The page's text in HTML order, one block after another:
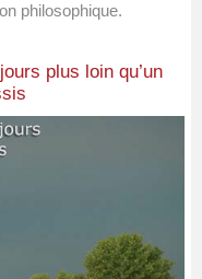
philosophique.
plus loin qu’un